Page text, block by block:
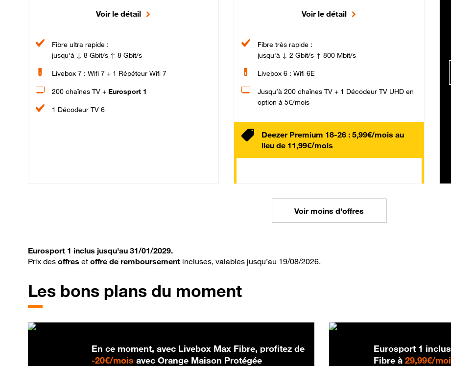
Voir le détail
Fibre ultra rapide :
jusqu'à ↓ 8 Gbit/s ↑ 8 Gbit/s
Livebox 7 : Wifi 7 + 1 Répéteur Wifi 7
200 chaînes TV + Eurosport 1
1 Décodeur TV 6
Voir le détail
Fibre très rapide :
jusqu'à ↓ 2 Gbit/s ↑ 800 Mbit/s
Livebox 6 : Wifi 6E
Jusqu’à 200 chaînes TV + 1 Décodeur TV UHD en
option à 5€/mois
Deezer Premium 18-26 : 5,99€/mois au
lieu de 11,99€/mois
Voir moins d'offres
Eurosport 1 inclus jusqu'au 31/01/2029.
Prix des offres et offre de remboursement incluses, valables jusqu’au 19/08/2026.
Les bons plans du moment
En ce moment, avec Livebox Max Fibre, profitez de
-20€/mois20 € par mois
avec Orange Maison Protégée
Eurosport 1
Fibre à 29,99€/